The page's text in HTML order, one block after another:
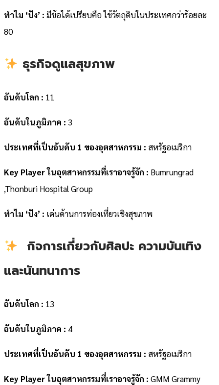
ทำไม ‘ปัง’ : มีข้อได้เปรียบคือ ใช้วัตถุดิบในประเทศกว่าร้อยละ
80
ธุรกิจดูแลสุขภาพ
อันดับโลก : 11
อันดับในภูมิภาค : 3
ประเทศที่เป็นอันดับ 1 ของอุตสาหกรรม : สหรัฐอเมริกา
Key Player ในอุตสาหกรรมที่เราอาจรู้จัก : Bumrungrad
,Thonburi Hospital Group
ทำไม ‘ปัง’ : เด่นด้านการท่องเที่ยวเชิงสุขภาพ
กิจการเกี่ยวกับศิลปะ ความบันเทิง
และนันทนาการ
อันดับโลก : 13
อันดับในภูมิภาค : 4
ประเทศที่เป็นอันดับ 1 ของอุตสาหกรรม : สหรัฐอเมริกา
Key Player ในอุตสาหกรรมที่เราอาจรู้จัก : GMM Grammy